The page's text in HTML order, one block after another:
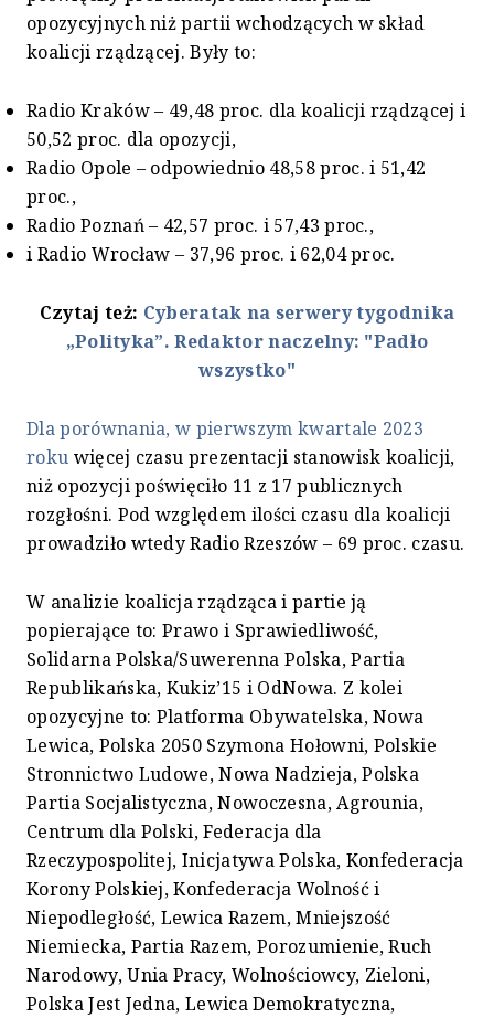
opozycyjnych niż partii wchodzących w skład
koalicji rządzącej. Były to:
Radio Kraków – 49,48 proc. dla koalicji rządzącej i
50,52 proc. dla opozycji,
Radio Opole – odpowiednio 48,58 proc. i 51,42
proc.,
Radio Poznań – 42,57 proc. i 57,43 proc.,
i Radio Wrocław – 37,96 proc. i 62,04 proc.
Czytaj też: Cyberatak na serwery tygodnika
„Polityka”. Redaktor naczelny: "Padło
wszystko"
Dla porównania, w pierwszym kwartale 2023
roku więcej czasu prezentacji stanowisk koalicji,
niż opozycji poświęciło 11 z 17 publicznych
rozgłośni. Pod względem ilości czasu dla koalicji
prowadziło wtedy Radio Rzeszów – 69 proc. czasu.
W analizie koalicja rządząca i partie ją
popierające to: Prawo i Sprawiedliwość,
Solidarna Polska/Suwerenna Polska, Partia
Republikańska, Kukiz’15 i OdNowa. Z kolei
opozycyjne to: Platforma Obywatelska, Nowa
Lewica, Polska 2050 Szymona Hołowni, Polskie
Stronnictwo Ludowe, Nowa Nadzieja, Polska
Partia Socjalistyczna, Nowoczesna, Agrounia,
Centrum dla Polski, Federacja dla
Rzeczypospolitej, Inicjatywa Polska, Konfederacja
Korony Polskiej, Konfederacja Wolność i
Niepodległość, Lewica Razem, Mniejszość
Niemiecka, Partia Razem, Porozumienie, Ruch
Narodowy, Unia Pracy, Wolnościowcy, Zieloni,
Polska Jest Jedna, Lewica Demokratyczna,